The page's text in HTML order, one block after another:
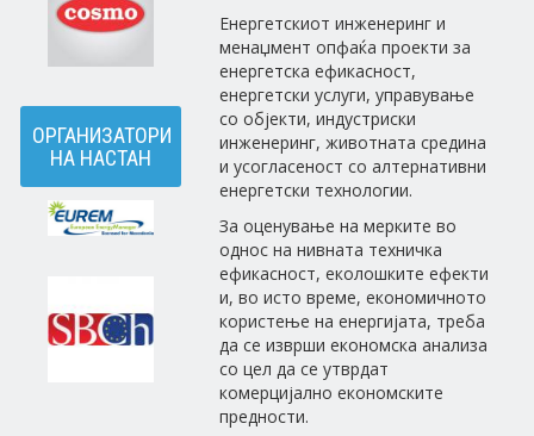
ОРГАНИЗАТОРИ
НА НАСТАН
Енергетскиот инженеринг и
менаџмент опфаќа проекти за
енергетска ефикасност,
енергетски услуги, управување
со објекти, индустриски
инженеринг, животната средина
и усогласеност со алтернативни
енергетски технологии.
За оценување на мерките во
однос на нивната техничка
ефикасност, еколошките ефекти
и, во исто време, економичното
користење на енергијата, треба
да се изврши економска анализа
со цел да се утврдат
комерцијално економските
предности.